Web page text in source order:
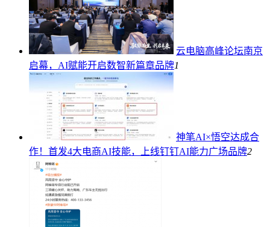
云电脑高峰论坛南京
启幕，AI赋能开启数智新篇章品牌1
神笔AI×悟空达成合
作！首发4大电商AI技能，上线钉钉AI能力广场品牌2